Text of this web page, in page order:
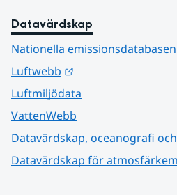
Datavärdskap
Nationella emissionsdatabasen
Luftwebb
Luftmiljödata
VattenWebb
Datavärdskap, oceanografi
Datavärdskap för